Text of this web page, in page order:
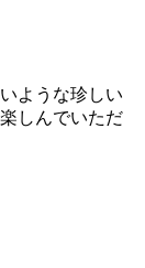
ような珍しい
しんでいただ